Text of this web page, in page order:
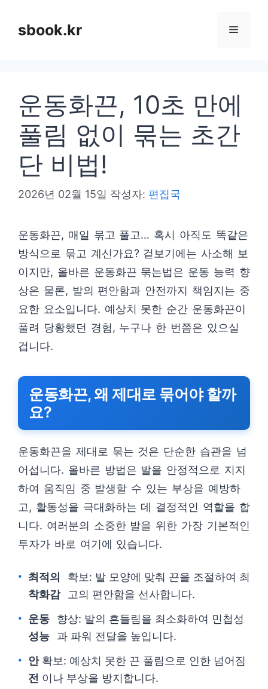
sbook.kr 메
운동화끈, 10초 만에
풀림 없이 묶는 초간
단 비법!
2026년 02월 15일 작성자: 편집국
운동화끈, 매일 묶고 풀고… 혹시 아직도 똑같은
방식으로 묶고 계신가요? 겉보기에는 사소해 보
이지만, 올바른 운동화끈 묶는법은 운동 능력 향
상은 물론, 발의 편안함과 안전까지 책임지는 중
요한 요소입니다. 예상치 못한 순간 운동화끈이
풀려 당황했던 경험, 누구나 한 번쯤은 있으실
겁니다.
운동화끈, 왜 제대로 묶어야 할까
요?
운동화끈을 제대로 묶는 것은 단순한 습관을 넘
어섭니다. 올바른 방법은 발을 안정적으로 지지
하여 움직임 중 발생할 수 있는 부상을 예방하
고, 활동성을 극대화하는 데 결정적인 역할을 합
니다. 여러분의 소중한 발을 위한 가장 기본적인
투자가 바로 여기에 있습니다.
최적의
착화감
확보: 발 모양에 맞춰 끈을 조절하여 최
고의 편안함을 선사합니다.
운동
성능
향상: 발의 흔들림을 최소화하여 민첩성
과 파워 전달을 높입니다.
안
전
확보: 예상치 못한 끈 풀림으로 인한 넘어짐
이나 부상을 방지합니다.